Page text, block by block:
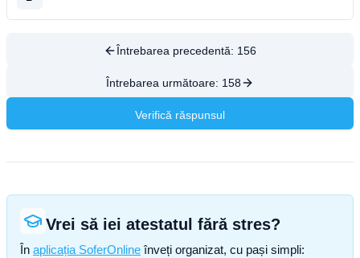
Întrebarea precedentă: 156
Întrebarea următoare: 158
Verifică răspunsul
Vrei să iei atestatul fără stres?
În aplicația SoferOnline înveți organizat, cu pași simpli: